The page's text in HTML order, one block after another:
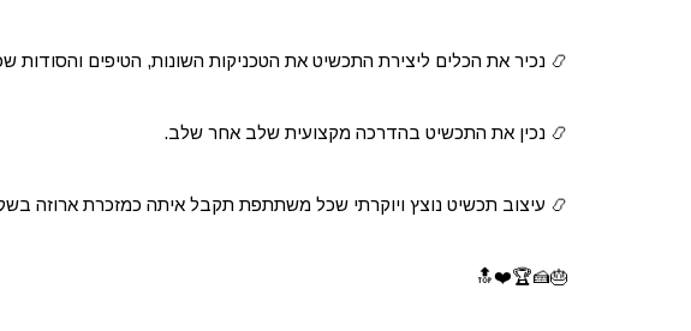
📿 נכיר את הכלים ליצירת התכשיט את הטכניקות השונות, הטיפים והסודות
📿 נכין את התכשיט בהדרכה מקצועית שלב אחר שלב.
📿 עיצוב תכשיט נוצץ ויוקרתי שכל משתתפת תקבל איתה כמזכרת ארוזה
🎂🍰🏆❤️🔝